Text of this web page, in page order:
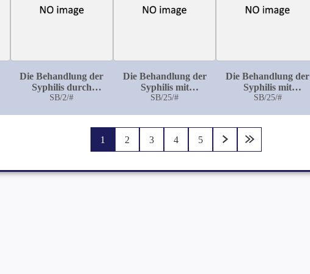
Die Behandlung der
Syphilis durch
Calomelinjectionen
SB/2/#
Die Behandlung der
Syphilis mit
intramuskulären
SB/25/#
Die Behandlung der
Syphilis mit
subcutanen
oxydatum carbolicum
SB/25/#
1 2 3 4 5